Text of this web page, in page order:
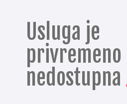
Usluga je
privremeno
nedostupna